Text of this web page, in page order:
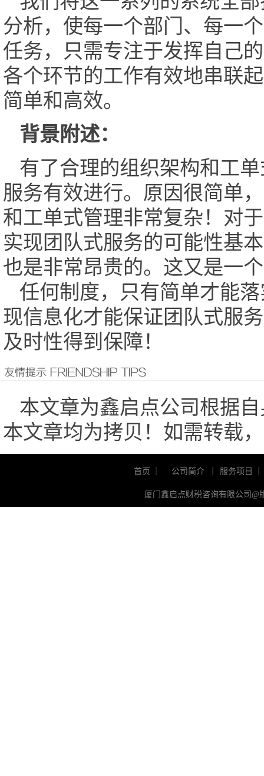
分析，使每一个部门、每一
任务，只需专注于发挥自己
各个环节的工作有效地串联
简单和高效。
背景附述：
有了合理的组织架构和工
服务有效进行。原因很简单
和工单式管理非常复杂！对
实现团队式服务的可能性基
也是非常昂贵的。这又是一
任何制度，只有简单才能
现信息化才能保证团队式服
及时性得到保障！
本文章为鑫启点公司根据
本文章均为拷贝！如需转载
首页 公司简介 服务项目
厦门鑫启点财税咨询有限公司